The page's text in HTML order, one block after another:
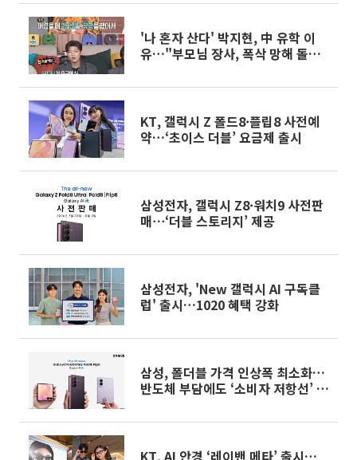
'나 혼자 산다' 박지현, 中 유학 이
유…"부모님 장사, 폭삭 망해 돌아
KT, 갤럭시 Z 폴드8·플립8 사전예
약…‘초이스 더블’ 요금제 출시
삼성전자, 갤럭시 Z8·워치9 사전판
매⋯‘더블 스토리지’ 제공
삼성전자, 'New 갤럭시 AI 구독클
럽' 출시…1020 혜택 강화
삼성, 폴더블 가격 인상폭 최소화…
반도체 부담에도 ‘소비자 저항선’ 맞
KT, AI 안경 ‘레이밴 메타’ 출시…